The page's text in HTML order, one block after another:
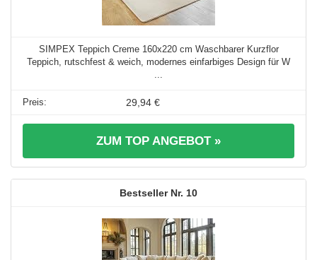
SIMPEX Teppich Creme 160x220 cm Waschbarer Kurzflor
Teppich, rutschfest & weich, modernes einfarbiges Design für W
...
29,94 €
ZUM TOP ANGEBOT »
10